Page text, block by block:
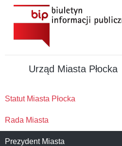
Urząd Miasta Płocka
Statut Miasta Płocka
Rada Miasta
Prezydent Miasta